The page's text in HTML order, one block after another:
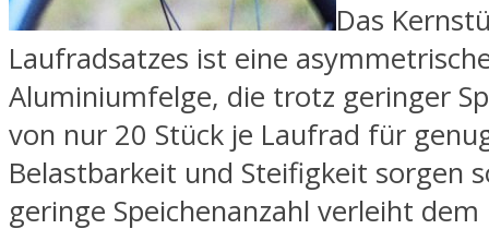
Das
Laufradsatzes ist eine
Aluminiumfelge, die trotz geringer
von nur 20 Stück je Laufrad für
Belastbarkeit und Steifigkeit sorgen
geringe Speichenanzahl verleiht